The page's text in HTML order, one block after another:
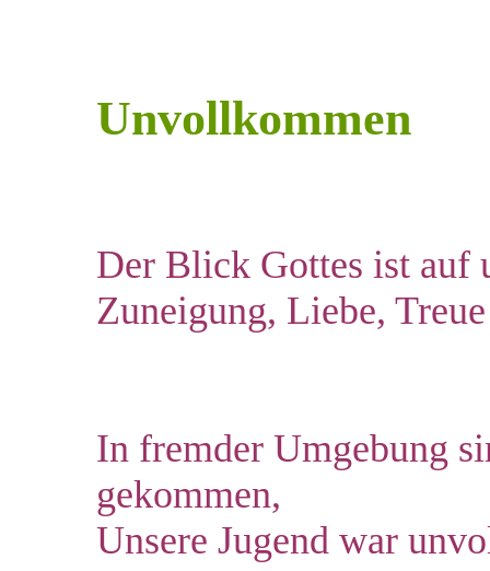
Unvollkommen
Der Blick Gottes ist auf
Zuneigung, Liebe,
In fremder Umgebung
gekommen,
Unsere Jugend war